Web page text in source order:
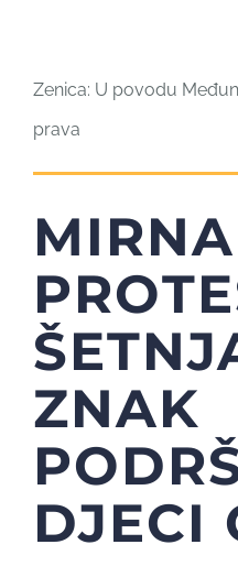
Zenica: U povodu
prava
MIRNA
ZNAK
DJECI